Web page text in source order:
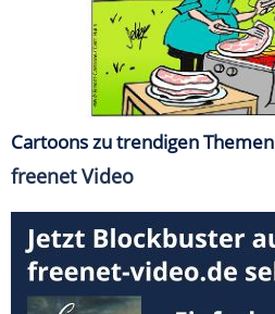
Cartoons zu trendigen Themen
freenet Video